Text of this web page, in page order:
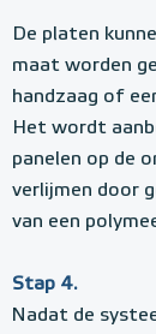
De platen
maat worden
handzaag of
Het wordt
panelen op de
verlijmen door
van een
Stap 4.
Nadat de